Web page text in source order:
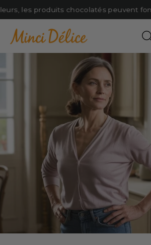
Passer
au
contenu
les produits chocolatés peuvent